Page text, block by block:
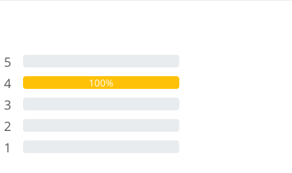
5
4 100%
3
2
1